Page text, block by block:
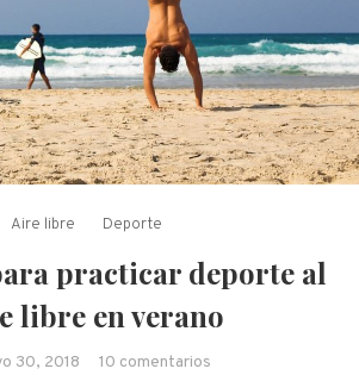
Aire libre Deporte
practicar deporte al
libre en verano
30, 2018 10 comentarios